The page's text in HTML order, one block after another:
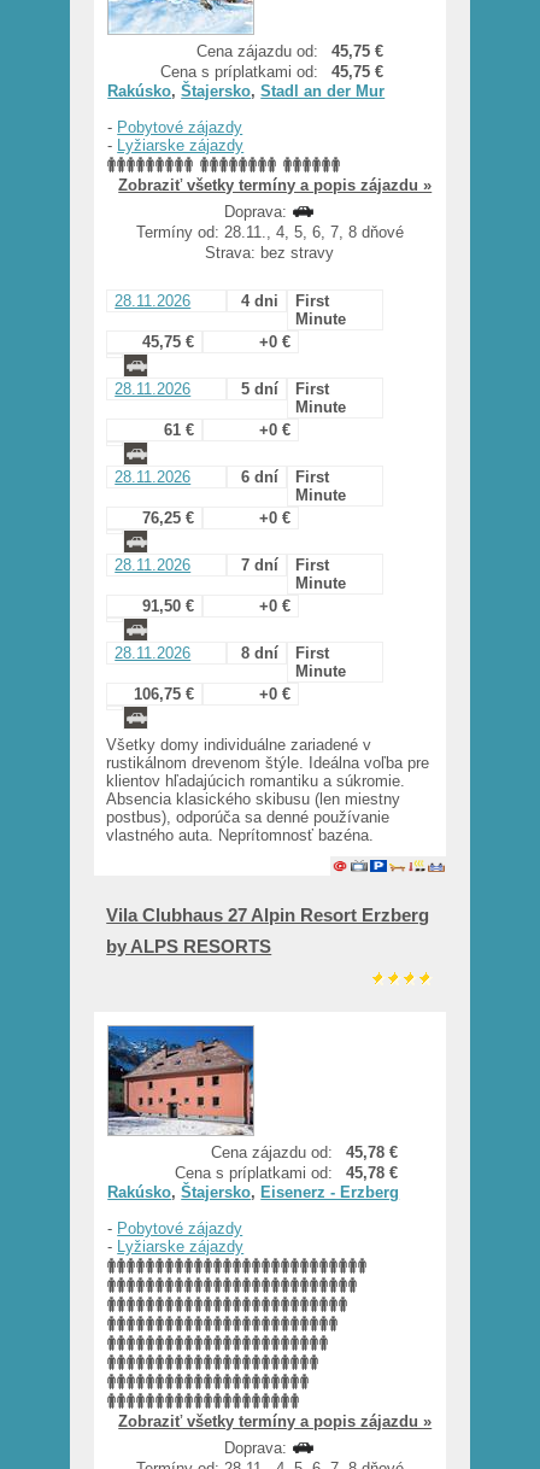
Cena zájazdu od:
45,75 €
Cena s príplatkami od:
45,75 €
Rakúsko,Štajersko,Stadl an der Mur
- Pobytové zájazdy
- Lyžiarske zájazdy
Zobraziť všetky termíny a popis zájazdu »
Doprava:
Termíny od: 28.11., 4, 5, 6, 7, 8 dňové
Strava: bez stravy
28.11.2026 4 dni
First
Minute
45,75 €
+0 €
28.11.2026 5 dní
First
Minute
61 €
+0 €
28.11.2026 6 dní
First
Minute
76,25 €
+0 €
28.11.2026 7 dní
First
Minute
91,50 €
+0 €
28.11.2026 8 dní
First
Minute
106,75 €
+0 €
Všetky domy individuálne zariadené v
rustikálnom drevenom štýle. Ideálna voľba pre
klientov hľadajúcich romantiku a súkromie.
Absencia klasického skibusu (len miestny
postbus), odporúča sa denné používanie
vlastného auta. Neprítomnosť bazéna.
Vila Clubhaus 27 Alpin Resort Erzberg
by ALPS RESORTS
Cena zájazdu od:
45,78 €
Cena s príplatkami od:
45,78 €
Rakúsko,Štajersko, Eisenerz - Erzberg
- Pobytové zájazdy
- Lyžiarske zájazdy
Zobraziť všetky termíny a popis zájazdu »
Doprava: